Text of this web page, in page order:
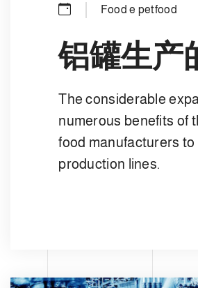
Food e petfood
铝罐生产
The considerable
numerous benefits of
food manufacturers
production lines.